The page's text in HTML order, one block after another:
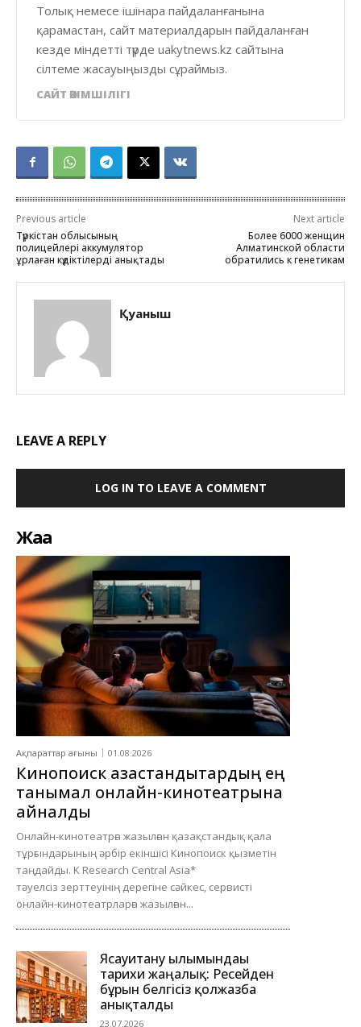
Толық немесе ішінара пайдаланғанына
қарамастан, сайт материалдарын пайдаланған
кезде міндетті түрде uakytnews.kz сайтына
сілтеме жасауыңызды сұраймыз.
САЙТ ӘКІМШІЛІГІ
Previous article
Түркістан облысының
полицейлері аккумулятор
ұрлаған күдіктілерді анықтады
Next article
Более 6000 женщин
Алматинской области
обратились к генетикам
Қуаныш
LEAVE A REPLY
LOG IN TO LEAVE A COMMENT
Жаңа
Ақпараттар ағыны 01.08.2026
Кинопоиск қазақстандықтардың ең
танымал онлайн-кинотеатрына
айналды
Онлайн-кинотеатрға жазылған қазақстандық қала
тұрғындарының әрбір екіншісі Кинопоиск қызметін
таңдайды. K Research Central Asia*
тәуелсіз зерттеуінің дерегіне сәйкес, сервисті
онлайн-кинотеатрларға жазылған...
Ясауитану ғылымындағы
тарихи жаңалық: Ресейден
бұрын белгісіз қолжазба
анықталды
23.07.2026